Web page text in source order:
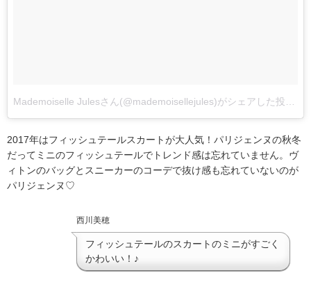
Mademoiselle Julesさん(@mademoisellejules)がシェアした投稿
2017年はフィッシュテールスカートが大人気！パリジェンヌの秋冬
だってミニのフィッシュテールでトレンド感は忘れていません。ヴ
ィトンのバッグとスニーカーのコーデで抜け感も忘れていないのが
パリジェンヌ♡
西川美穂
フィッシュテールのスカートのミニがすごく
かわいい！♪